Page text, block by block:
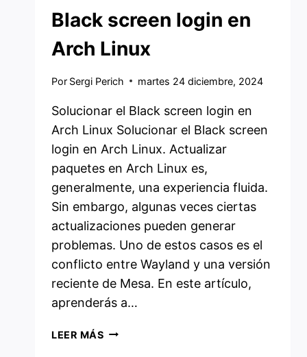
Black screen login en
Arch Linux
Por Sergi Perich martes 24 diciembre, 2024
Solucionar el Black screen login en
Arch Linux Solucionar el Black screen
login en Arch Linux. Actualizar
paquetes en Arch Linux es,
generalmente, una experiencia fluida.
Sin embargo, algunas veces ciertas
actualizaciones pueden generar
problemas. Uno de estos casos es el
conflicto entre Wayland y una versión
reciente de Mesa. En este artículo,
aprenderás a…
LEER MÁSBLACK